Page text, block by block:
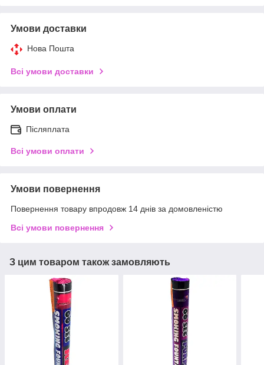
Умови доставки
Нова Пошта
Всі умови доставки
Умови оплати
Післяплата
Всі умови оплати
Умови повернення
Повернення товару впродовж 14 днів за домовленістю
Всі умови повернення
З цим товаром також замовляють